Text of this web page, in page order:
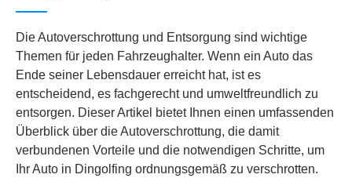
Die Autoverschrottung und Entsorgung sind wichtige
Themen für jeden Fahrzeughalter. Wenn ein Auto das
Ende seiner Lebensdauer erreicht hat, ist es
entscheidend, es fachgerecht und umweltfreundlich zu
entsorgen. Dieser Artikel bietet Ihnen einen umfassenden
Überblick über die Autoverschrottung, die damit
verbundenen Vorteile und die notwendigen Schritte, um
Ihr Auto in Dingolfing ordnungsgemäß zu verschrotten.